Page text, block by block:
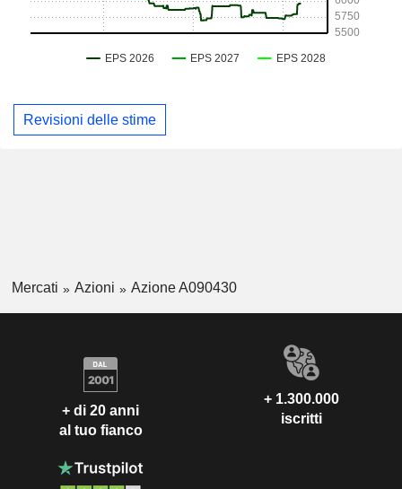
Revisioni delle stime
Mercati Azioni Azione A090430
+ di 20 anni
al tuo fianco
+ 1.300.000
iscritti